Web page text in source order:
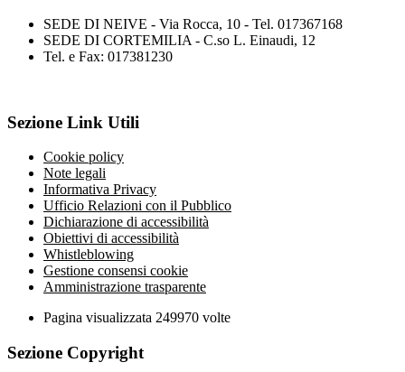
SEDE DI NEIVE - Via Rocca, 10 - Tel. 017367168
SEDE DI CORTEMILIA - C.so L. Einaudi, 12
Tel. e Fax: 017381230
Sezione Link Utili
Cookie policy
Note legali
Informativa Privacy
Ufficio Relazioni con il Pubblico
Dichiarazione di accessibilità
Obiettivi di accessibilità
Whistleblowing
Gestione consensi cookie
Amministrazione trasparente
Pagina visualizzata 249970 volte
Sezione Copyright